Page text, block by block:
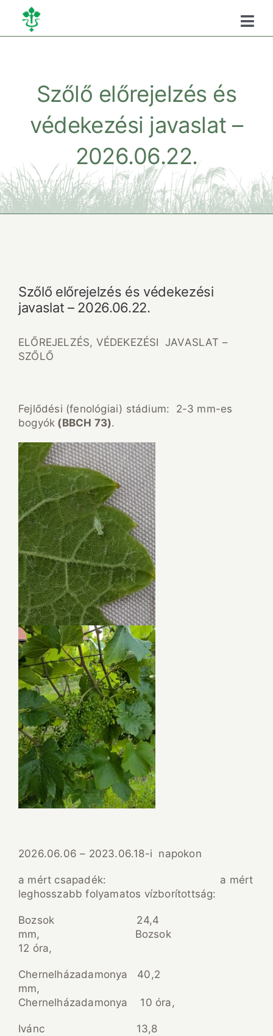
Kihagyás
Kamaráról
Szükséghelyzeti
Szőlő előrejelzés és
védekezési javaslat –
2026.06.22.
Szőlő előrejelzés és védekezési
javaslat – 2026.06.22.
ELŐREJELZÉS, VÉDEKEZÉSI JAVASLAT –
SZŐLŐ
Fejlődési (fenológiai) stádium: 2-3 mm-es
bogyók (BBCH 73).
2026.06.06 – 2023.06.18-i napokon
a mért csapadék: a mért
leghosszabb folyamatos vízborítottság:
Bozsok 24,4
mm, Bozsok
12 óra,
Chernelházadamonya 40,2
mm,
Chernelházadamonya 10 óra,
Ivánc 13,8